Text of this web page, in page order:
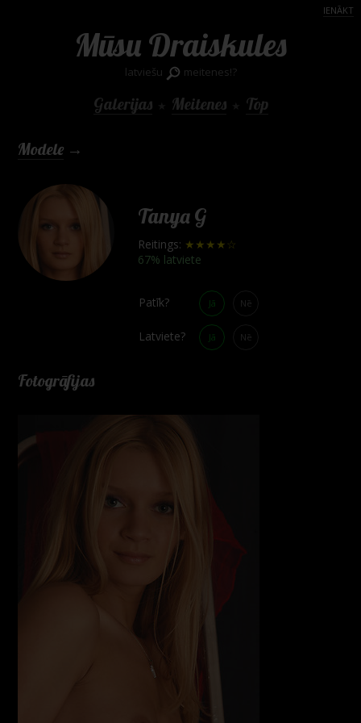
Mūsu Draiskules
latviešu meitenes!?
Galerijas★ Meitenes★ Top
IENĀKT
Modele →
Tanya G
Reitings: ★★★★☆
67% latviete
Patīk? Jā Nē
Latviete? Jā Nē
Fotogrāfijas